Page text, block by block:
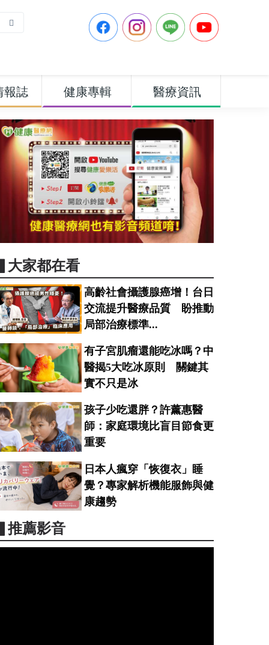
報誌 健康專輯 醫療資訊
家都在看
高齡社會攝護腺癌增！台日
交流提升醫療品質 盼推動
局部治療標準...
有子宮肌瘤還能吃冰嗎？中
醫揭5大吃冰原則 關鍵其
實不只是冰
孩子少吃還胖？許薰惠醫
師：家庭環境比盲目節食更
重要
日本人瘋穿「恢復衣」睡
覺？專家解析機能服飾與健
康趨勢
薦影音